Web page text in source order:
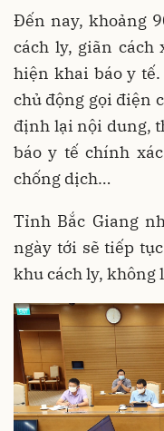
Đến nay, khoảng
cách ly, giãn cách
hiện khai báo y
chủ động gọi điện
định lại nội dung,
báo y tế chính
chống dịch…
Tỉnh Bắc Giang
ngày tới sẽ tiếp
khu cách ly, không